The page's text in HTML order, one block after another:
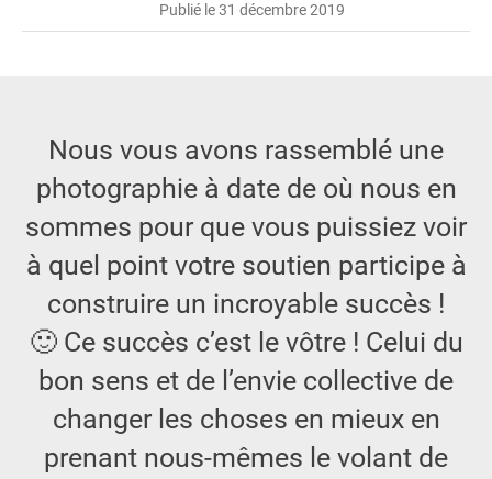
Publié le 31 décembre 2019
Nous vous avons rassemblé une
photographie à date de où nous en
sommes pour que vous puissiez voir
à quel point votre soutien participe à
construire un incroyable succès !
🙂 Ce succès c’est le vôtre ! Celui du
bon sens et de l’envie collective de
changer les choses en mieux en
prenant nous-mêmes le volant de